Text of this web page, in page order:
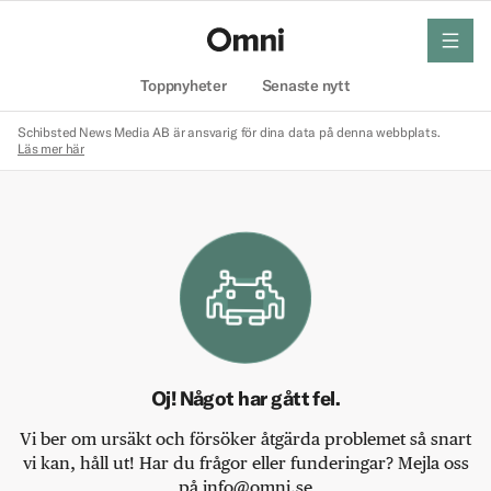
Toppnyheter Senaste nytt
meny
Schibsted News Media AB är ansvarig för dina data på denna webbplats.
Läs mer här
Oj! Något har gått fel.
Vi ber om ursäkt och försöker åtgärda problemet så snart
vi kan, håll ut! Har du frågor eller funderingar? Mejla oss